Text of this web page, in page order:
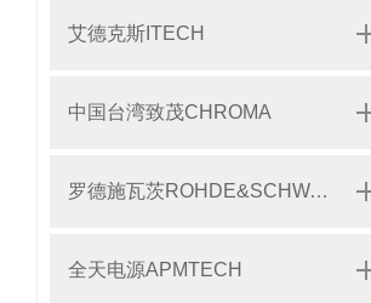
艾德克斯ITECH
中国台湾致茂CHROMA
罗德施瓦茨ROHDE&SCHWARZ
全天电源APMTECH